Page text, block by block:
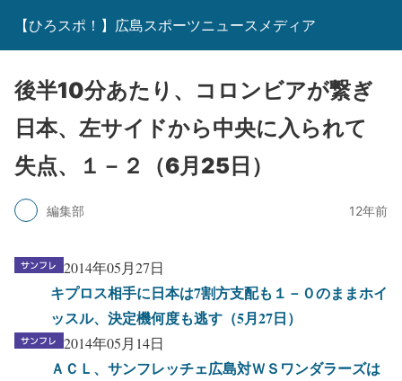
【ひろスポ！】広島スポーツニュースメディア
後半10分あたり、コロンビアが繋ぎ
日本、左サイドから中央に入られて
失点、１－２（6月25日）
編集部 12年前
2014年05月27日
キプロス相手に日本は7割方支配も１－０のままホイ
ッスル、決定機何度も逃す（5月27日）
2014年05月14日
ＡＣＬ、サンフレッチェ広島対ＷＳワンダラーズは